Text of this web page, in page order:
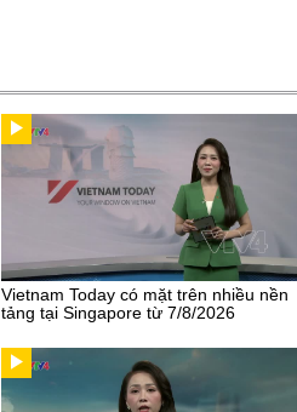
Vietnam Today có mặt trên nhiều nền
tảng tại Singapore từ 7/8/2026